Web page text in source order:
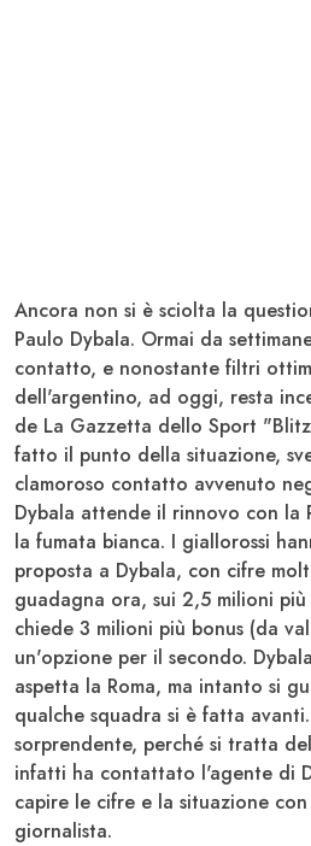
Ancora non si è sciolta la
Paulo Dybala. Ormai da
contatto, e nonostante filtri
dell'argentino, ad oggi, resta
de La Gazzetta dello Sport
fatto il punto della situazione,
clamoroso contatto avvenuto
Dybala attende il rinnovo con la
la fumata bianca. I giallorossi
proposta a Dybala, con cifre
guadagna ora, sui 2,5 milioni
chiede 3 milioni più bonus (da
un'opzione per il secondo.
aspetta la Roma, ma intanto si
qualche squadra si è fatta
sorprendente, perché si tratta
infatti ha contattato l'agente di
capire le cifre e la situazione con
giornalista.